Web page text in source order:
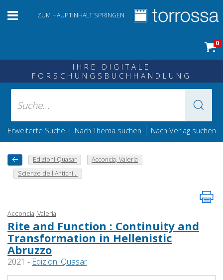
ZUM HAUPTINHALT SPRINGEN
0
IHRE DIGITALE
FORSCHUNGSBUCHHANDLUNG
Erweiterte Suche | Nach Thema suchen | Nach Verlag suchen
Edizioni Quasar
Acconcia, Valeria
Scienze dell'Antichi...
Acconcia, Valeria
Rite and Function : Continuity and
Transformation in Hellenistic
Abruzzo
2021 - Edizioni Quasar